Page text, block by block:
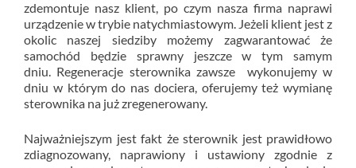
zdemontuje nasz klient, po czym nasza firma naprawi
urządzenie w trybie natychmiastowym. Jeżeli klient jest z
okolic naszej siedziby możemy zagwarantować że
samochód będzie sprawny jeszcze w tym samym
dniu. Regeneracje sterownika zawsze wykonujemy w
dniu w którym do nas dociera, oferujemy też wymianę
sterownika na już zregenerowany.
Najważniejszym jest fakt że sterownik jest prawidłowo
zdiagnozowany, naprawiony i ustawiony zgodnie z